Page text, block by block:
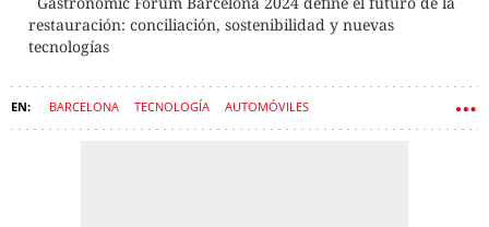
restauración: conciliación, sostenibilidad y nuevas
tecnologías
BARCELONA TECNOLOGÍA AUTOMÓVILES